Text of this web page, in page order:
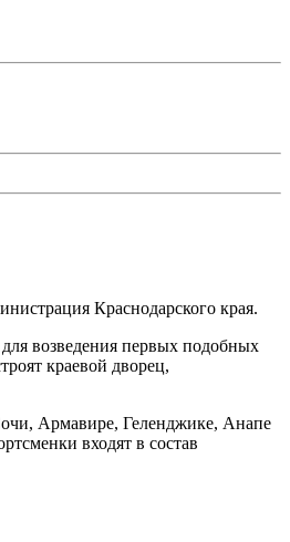
Краснодарского края.
возведения первых подобных
краевой дворец,
Армавире, Геленджике, Анапе
входят в состав